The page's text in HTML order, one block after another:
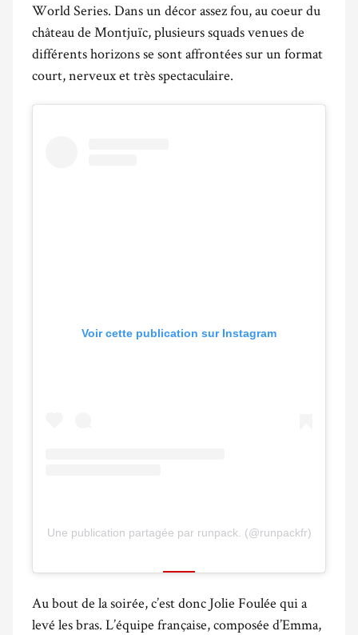
World Series. Dans un décor assez fou, au coeur du
château de Montjuïc, plusieurs squads venues de
différents horizons se sont affrontées sur un format
court, nerveux et très spectaculaire.
Voir cette publication sur Instagram
Une publication partagée par runpack. (@runpackfr)
Au bout de la soirée, c’est donc Jolie Foulée qui a
levé les bras. L’équipe française, composée d’Emma,